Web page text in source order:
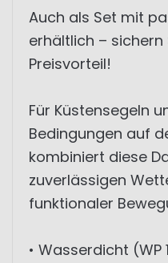
Auch als Set mit
erhältlich – sichern
Preisvorteil!
Für Küstensegeln
Bedingungen auf
kombiniert diese
zuverlässigen
funktionaler
• Wasserdicht (WP